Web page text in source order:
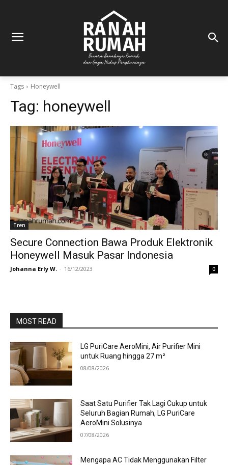
Tags Honeywell
Tag: honeywell
Tren
Secure Connection Bawa Produk Elektronik
Honeywell Masuk Pasar Indonesia
Johanna Erly W. - 16/12/2023 0
MOST READ
LG PuriCare AeroMini, Air Purifier Mini
untuk Ruang hingga 27 m²
08/08/2026
Saat Satu Purifier Tak Lagi Cukup untuk
Seluruh Bagian Rumah, LG PuriCare
AeroMini Solusinya
07/08/2026
Mengapa AC Tidak Menggunakan Filter